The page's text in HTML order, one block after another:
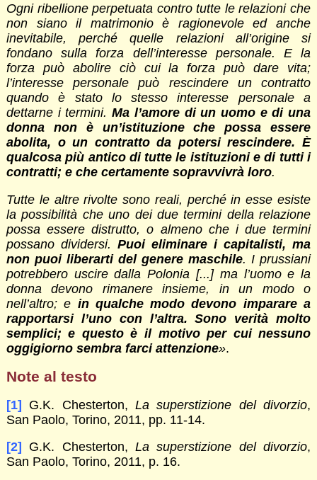
Ogni ribellione perpetuata contro tutte le relazioni che
non siano il matrimonio è ragionevole ed anche
inevitabile, perché quelle relazioni all’origine si
fondano sulla forza dell’interesse personale. E la
forza può abolire ciò cui la forza può dare vita;
l’interesse personale può rescindere un contratto
quando è stato lo stesso interesse personale a
dettarne i termini.Ma l’amore di un uomo e di una
donna non è un’istituzione che possa essere
abolita, o un contratto da potersi rescindere. È
qualcosa più antico di tutte le istituzioni e di tutti i
contratti; e che certamente sopravvivrà loro.
Tutte le altre rivolte sono reali, perché in esse esiste
la possibilità che uno dei due termini della relazione
possa essere distrutto, o almeno che i due termini
possano dividersi. Puoi eliminare i capitalisti, ma
non puoi liberarti del genere maschile. I prussiani
potrebbero uscire dalla Polonia [...] ma l’uomo e la
donna devono rimanere insieme, in un modo o
nell’altro; e in qualche modo devono imparare a
rapportarsi l’uno con l’altra. Sono verità molto
semplici; e questo è il motivo per cui nessuno
oggigiorno sembra farci attenzione».
Note al testo
[1] G.K. Chesterton, La superstizione del divorzio,
San Paolo, Torino, 2011, pp. 11-14.
[2]
G.K. Chesterton, La superstizione del divorzio,
San Paolo, Torino, 2011, p. 16.